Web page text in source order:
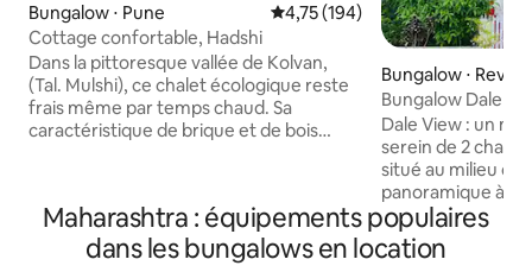
Bungalow ⋅ Pune Évaluation moyenne sur la
4,75 (194)
Cottage confortable, Hadshi
Dans la pittoresque vallée de Kolvan,
(Tal. Mulshi), ce chalet écologique reste
frais même par temps chaud. Sa
caractéristique de brique et de bois
~8 000 pieds carrés et a une
construction de 900 pieds carrés, le
reste est pour les arbres indigènes et le
Bungalow ⋅
Bungalow Dale
Kashid, Murud
Dale View : un
serein de 2
situé au milieu de
panoramique à
collines et la
plan. Une belle
votre famille. La
Maharashtra : équipements populaires
dans les bungalows en location